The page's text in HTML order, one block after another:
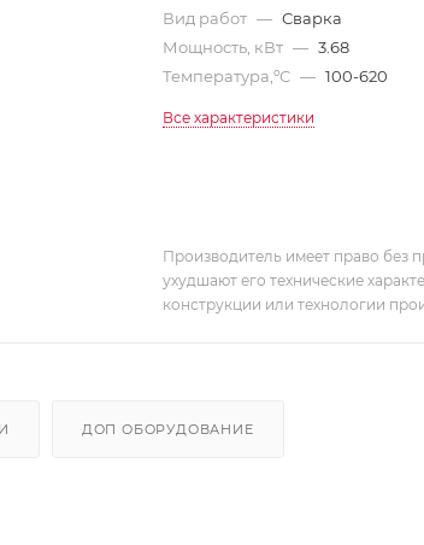
Вид работ — Сварка
Мощность, кВт — 3.68
Температура,ºC — 100-620
Все характеристики
Производитель имеет право без
ухудшают его технические
конструкции или технологии
ДОП ОБОРУДОВАНИЕ